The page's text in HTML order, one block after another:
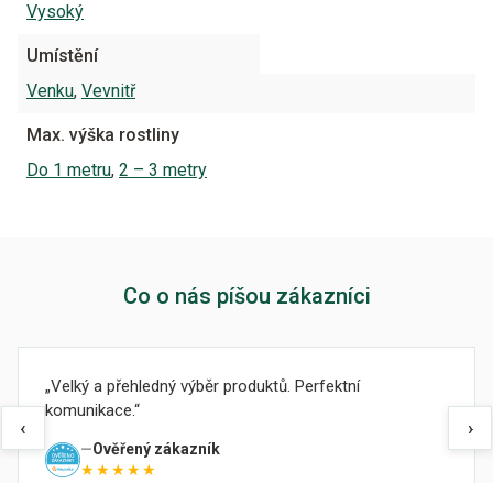
Vysoký
Umístění
Venku, Vevnitř
Max. výška rostliny
Do 1 metru, 2 – 3 metry
Co o nás píšou zákazníci
‹
Velký a přehledný výběr produktů. Perfektní
komunikace.
Ověřený zákazník
★★★★★
›